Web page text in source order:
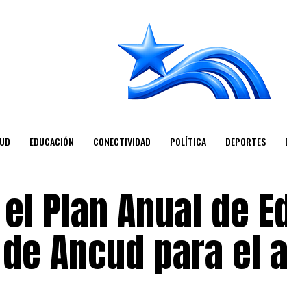
EDUCACIÓN CONECTIVIDAD POLÍTICA DEPORTES
Plan Anual de
Ancud para el